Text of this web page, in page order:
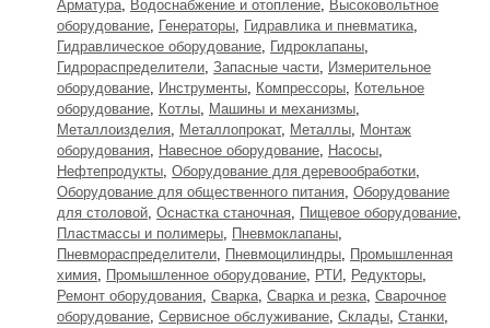
Арматура, Водоснабжение и отопление, Высоковольтное
оборудование, Генераторы, Гидравлика и пневматика,
Гидравлическое оборудование, Гидроклапаны,
Гидрораспределители, Запасные части, Измерительное
оборудование, Инструменты, Компрессоры, Котельное
оборудование, Котлы, Машины и механизмы,
Металлоизделия, Металлопрокат, Металлы, Монтаж
оборудования, Навесное оборудование, Насосы,
Нефтепродукты, Оборудование для деревообработки,
Оборудование для общественного питания, Оборудование
для столовой, Оснастка станочная, Пищевое оборудование,
Пластмассы и полимеры, Пневмоклапаны,
Пневмораспределители, Пневмоцилиндры, Промышленная
химия, Промышленное оборудование, РТИ, Редукторы,
Ремонт оборудования, Сварка, Сварка и резка, Сварочное
оборудование, Сервисное обслуживание, Склады, Станки,